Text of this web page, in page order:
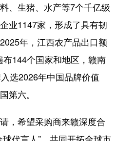
日本語 한국어
、生猪、水产等7个千亿级
业1147家，形成了具有韧
年，江西农产品出口额
144个国家和地区，赣南
选2026年中国品牌价值
第六。
希望采购商来赣深度合